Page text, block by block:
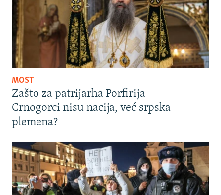
MOST
Zašto za patrijarha Porfirija
Crnogorci nisu nacija, već srpska
plemena?